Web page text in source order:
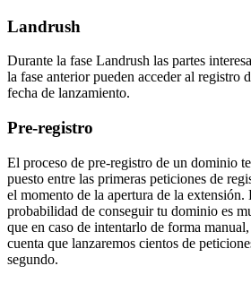
Landrush
Durante la fase Landrush las partes
la fase anterior pueden acceder al registro
fecha de lanzamiento.
Pre-registro
El proceso de pre-registro de un dominio
puesto entre las primeras peticiones de
el momento de la apertura de la extensión.
probabilidad de conseguir tu dominio es
que en caso de intentarlo de forma manual,
cuenta que lanzaremos cientos de
segundo.